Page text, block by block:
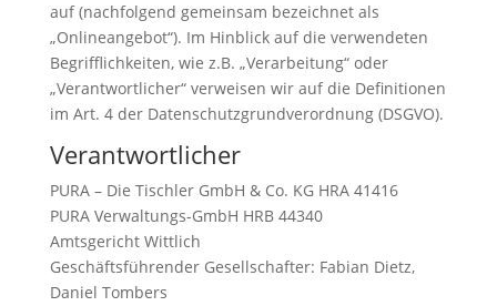
auf (nachfolgend gemeinsam bezeichnet als
„Onlineangebot“). Im Hinblick auf die verwendeten
Begrifflichkeiten, wie z.B. „Verarbeitung“ oder
„Verantwortlicher“ verweisen wir auf die Definitionen
im Art. 4 der Datenschutzgrundverordnung (DSGVO).
Verantwortlicher
PURA – Die Tischler GmbH & Co. KG HRA 41416
PURA Verwaltungs-GmbH HRB 44340
Amtsgericht Wittlich
Geschäftsführender Gesellschafter: Fabian Dietz,
Daniel Tombers